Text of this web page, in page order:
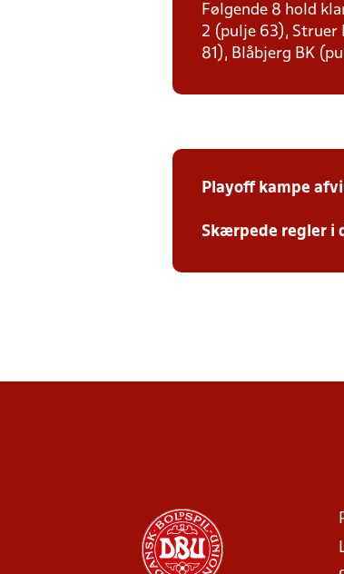
Følgende 8 hold
2 (pulje 63), Struer
81), Blåbjerg BK
Playoff kampe
Skærpede regler i